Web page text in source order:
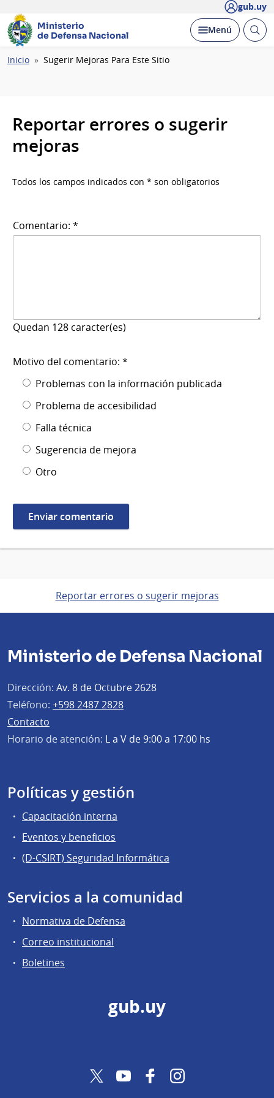
gub.uy
Ministerio
de Defensa Nacional
Desplegar
Menú Abrir
Ruta
Inicio Sugerir Mejoras Para Este Sitio
Reportar errores o sugerir
mejoras
Todos los campos indicados con * son obligatorios
Comentario: *
Quedan 128 caracter(es)
Motivo del comentario: *
Problemas con la información publicada
Problema de accesibilidad
Falla técnica
Sugerencia de mejora
Otro
Reportar errores o sugerir mejoras
Ministerio de Defensa Nacional
Dirección: Av. 8 de Octubre 2628
Teléfono: +598 2487 2828
Contacto
Horario de atención: L a V de 9:00 a 17:00 hs
Políticas y gestión
Capacitación interna
Eventos y beneficios
(D-CSIRT) Seguridad Informática
Servicios a la comunidad
Normativa de Defensa
Correo institucional
Boletines
gub.uy
TwitterYouTubeFacebookInstagram